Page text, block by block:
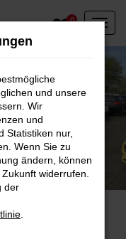
0
und unsere
Wir
und
Statistiken nur,
Wenn Sie zu
ändern, können
widerrufen.
der